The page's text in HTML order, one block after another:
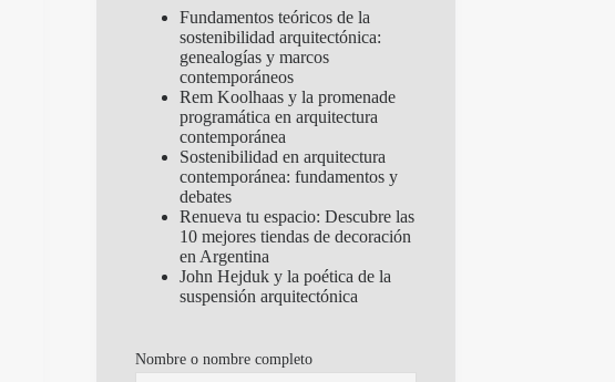
Fundamentos teóricos de la
sostenibilidad arquitectónica:
genealogías y marcos
contemporáneos
Rem Koolhaas y la promenade
programática en arquitectura
contemporánea
Sostenibilidad en arquitectura
contemporánea: fundamentos y
debates
Renueva tu espacio: Descubre las
10 mejores tiendas de decoración
en Argentina
John Hejduk y la poética de la
suspensión arquitectónica
Nombre o nombre completo